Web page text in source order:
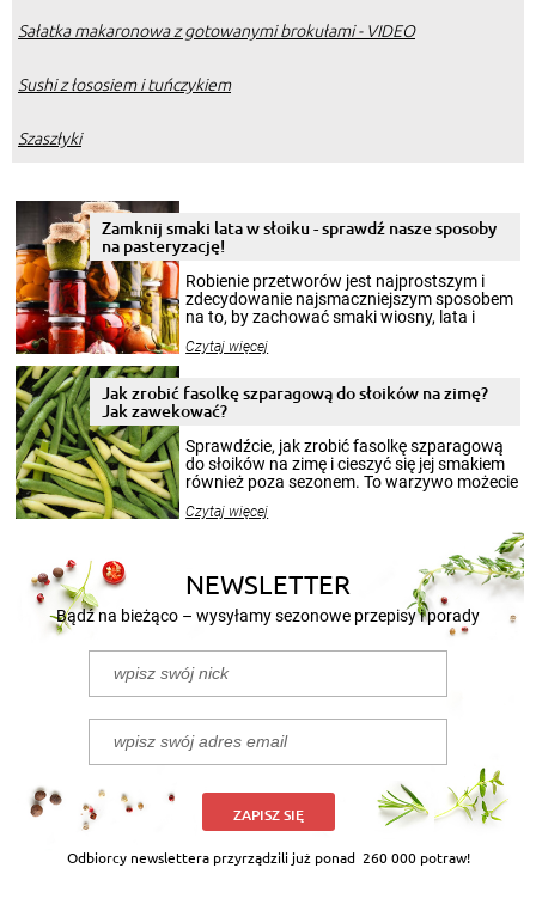
Sałatka makaronowa z gotowanymi brokułami - VIDEO
Sushi z łososiem i tuńczykiem
Szaszłyki
Zamknij smaki lata w słoiku - sprawdź nasze sposoby
na pasteryzację!
Robienie przetworów jest najprostszym i
zdecydowanie najsmaczniejszym sposobem
na to, by zachować smaki wiosny, lata i
krajobrazów, by cieszyć nimi oko w sezonie
pełni poczuć atmosferę cieplejszych
miesięcy. Przygotowanie słoików ze
smakowitą zawartością musi obejmować
patenty, które pozwolą zachować świeżość
przetworów.
Czytaj więcej
Jak zrobić fasolkę szparagową do słoików na zimę?
Jak zawekować?
Sprawdźcie, jak zrobić fasolkę szparagową
do słoików na zimę i cieszyć się jej smakiem
również poza sezonem. To warzywo możecie
nasze propozycje!
Czytaj więcej
NEWSLETTER
Bądź na bieżąco – wysyłamy sezonowe przepisy i porady
ZAPISZ SIĘ
Odbiorcy newslettera przyrządzili już ponad 260 000 potraw!